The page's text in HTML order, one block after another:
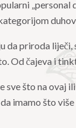
„personal
da priroda
Od čajeva i
sve što na ovaj
imamo što